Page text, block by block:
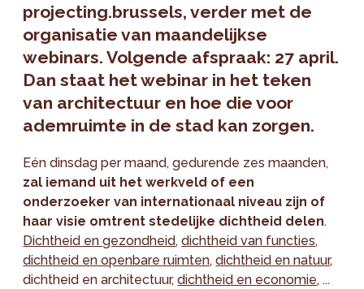
projecting.brussels, verder met de
organisatie van maandelijkse
webinars. Volgende afspraak: 27 april.
Dan staat het webinar in het teken
van architectuur en hoe die voor
ademruimte in de stad kan zorgen.
Eén dinsdag per maand, gedurende zes maanden,
zal iemand uit het werkveld of een
onderzoeker van internationaal niveau zijn of
haar visie omtrent stedelijke dichtheid delen.
Dichtheid en gezondheid,dichtheid van functies,
dichtheid en openbare ruimten,dichtheid en natuur,
dichtheid en architectuur,dichtheid en economie, ...